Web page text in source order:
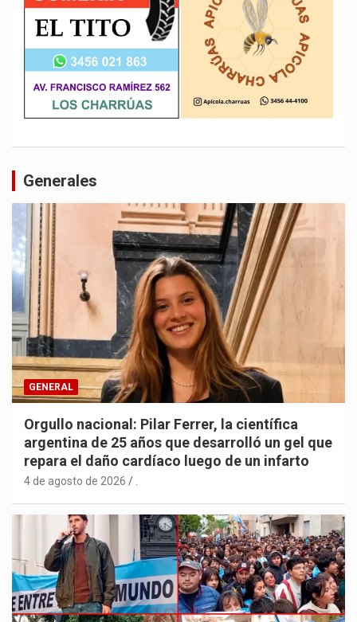
Generales
GENERAL
Orgullo nacional: Pilar Ferrer, la científica
argentina de 25 años que desarrolló un gel que
repara el daño cardíaco luego de un infarto
4 de agosto de 2026